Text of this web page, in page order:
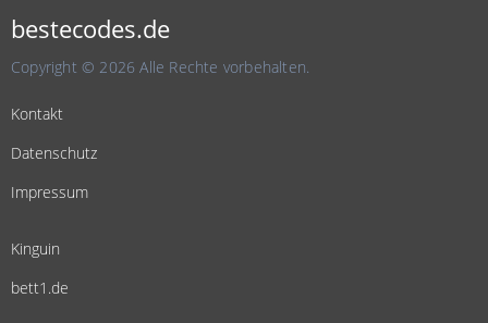
bestecodes.de
Copyright © 2026 Alle Rechte vorbehalten.
Kontakt
Datenschutz
Impressum
Kinguin
bett1.de